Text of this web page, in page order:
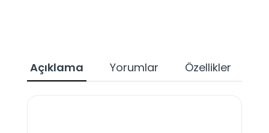
Açıklama Yorumlar Özellikler